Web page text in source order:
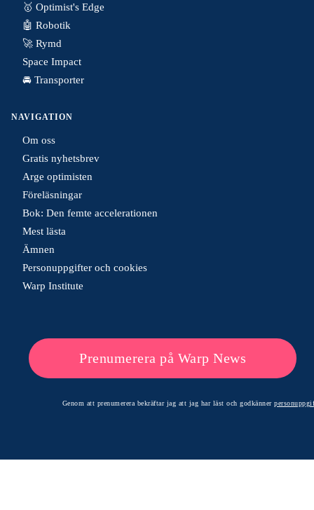
🥇 Optimist's Edge
🤖 Robotik
🚀 Rymd
Space Impact
🚘 Transporter
NAVIGATION
Om oss
Gratis nyhetsbrev
Arge optimisten
Föreläsningar
Bok: Den femte accelerationen
Mest lästa
Ämnen
Personuppgifter och cookies
Warp Institute
Prenumerera på Warp News
Genom att prenumerera bekräftar jag att jag har läst och godkänner